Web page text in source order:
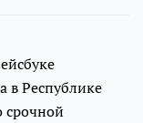
в Республике
срочной